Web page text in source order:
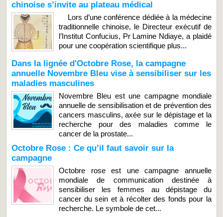
chinoise s’invite au plateau médical
Lors d’une conférence dédiée à la médecine
traditionnelle chinoise, le Directeur exécutif de
l’Institut Confucius, Pr Lamine Ndiaye, a plaidé
pour une coopération scientifique plus...
Dans la lignée d'Octobre Rose, la campagne
annuelle Novembre Bleu vise à sensibiliser sur les
maladies masculines
Novembre Bleu est une campagne mondiale
annuelle de sensibilisation et de prévention des
cancers masculins, axée sur le dépistage et la
recherche pour des maladies comme le
cancer de la prostate...
Octobre Rose : Ce qu’il faut savoir sur la
campagne
Octobre rose est une campagne annuelle
mondiale de communication destinée à
sensibiliser les femmes au dépistage du
cancer du sein et à récolter des fonds pour la
recherche. Le symbole de cet...